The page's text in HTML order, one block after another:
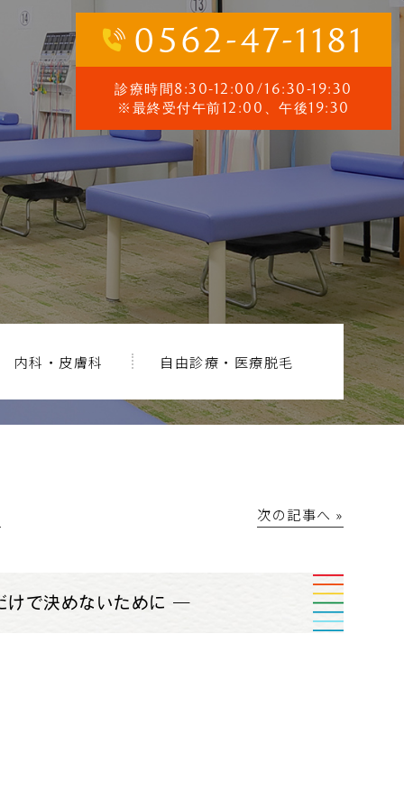
0562-47-1181
診療時間8:30-12:00/16:30-19:30
※最終受付午前12:00、午後19:30
内科・皮膚科 自由診療・医療脱毛
次の記事へ »
けで決めないために ―